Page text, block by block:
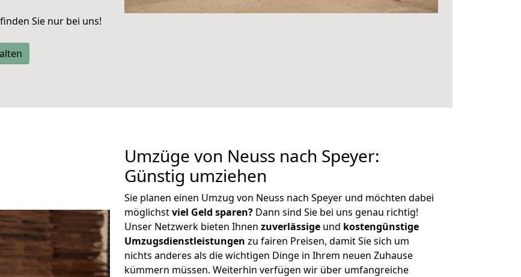
Sie nur bei uns!
Umzüge von Neuss nach Speyer:
Günstig umziehen
Sie planen einen Umzug von Neuss nach Speyer und möchten dabei
möglichstviel Geld sparen? Dann sind Sie bei uns genau richtig!
Unser Netzwerk bieten Ihnen zuverlässige und kostengünstige
Umzugsdienstleistungen zu fairen Preisen, damit Sie sich um
nichts anderes als die wichtigen Dinge in Ihrem neuen Zuhause
kümmern müssen. Weiterhin verfügen wir über umfangreiche